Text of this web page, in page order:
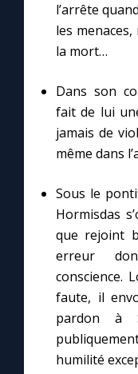
Faire un don
l’arrête
les
la mort…
Dans son
fait de lui
jamais de
même dans
Sous le
Hormisdas
que rejoint
erreur
conscience.
faute, il
pardon à
humilité